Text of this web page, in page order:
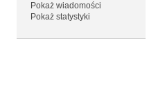
Pokaż wiadomości
Pokaż statystyki